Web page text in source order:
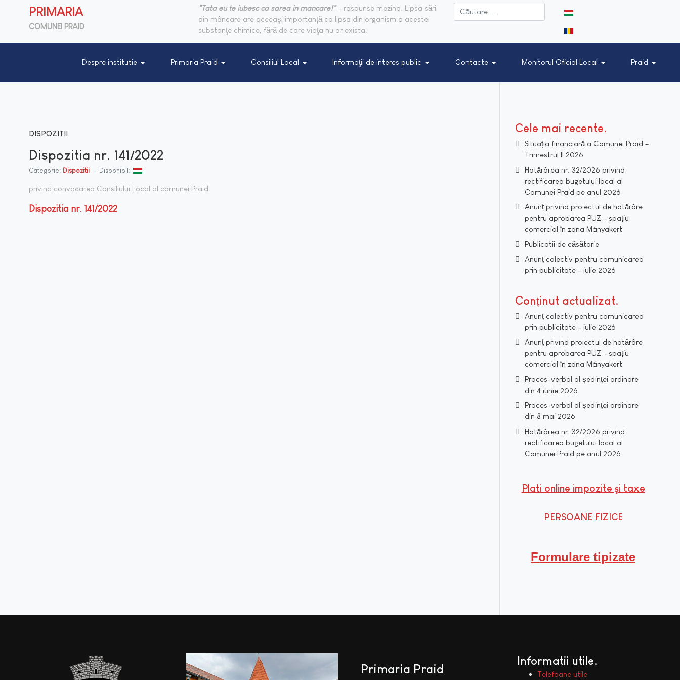
PRIMARIA
COMUNEI PRAID
"Tata eu te iubesc ca sarea in mancare!"- raspunse mezina. Lipsa sării
din mâncare are aceeaşi importanţă ca lipsa din organism a acestei
substanţe chimice, fără de care viaţa nu ar exista.
Despre institutie Primaria Praid Consiliul Local Informaţii de interes public Contacte Monitorul Oficial Local Praid
DISPOZITII
Dispozitia nr. 141/2022
Categorie: Dispozitii Disponibil:
privind convocarea Consiliului Local al comunei Praid
Dispozitia nr. 141/2022
Cele mai recente
Situația financiară a Comunei Praid –
Trimestrul II 2026
Hotărârea nr. 32/2026 privind
rectificarea bugetului local al
Comunei Praid pe anul 2026
Anunț privind proiectul de hotărâre
pentru aprobarea PUZ – spațiu
comercial în zona Mányakert
Publicatii de căsătorie
Anunț colectiv pentru comunicarea
prin publicitate – iulie 2026
Conținut actualizat
Anunț colectiv pentru comunicarea
prin publicitate – iulie 2026
Anunț privind proiectul de hotărâre
pentru aprobarea PUZ – spațiu
comercial în zona Mányakert
Proces-verbal al ședinței ordinare
din 4 iunie 2026
Proces-verbal al ședinței ordinare
din 8 mai 2026
Hotărârea nr. 32/2026 privind
rectificarea bugetului local al
Comunei Praid pe anul 2026
Plati online impozite şi taxe
PERSOANE FIZICE
Formulare tipizate
Primaria Praid
Informatii utile
Telefoane utile